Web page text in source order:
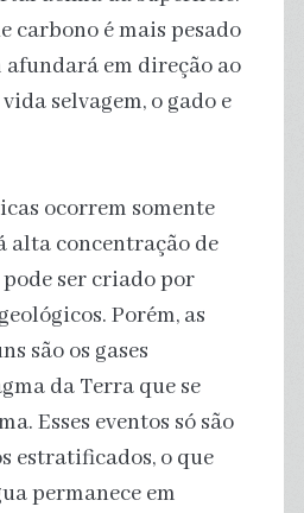
carbono é mais pesado
afundará em direção ao
selvagem, o gado e
ocorrem somente
alta concentração de
pode ser criado por
Porém, as
são os gases
da Terra que se
Esses eventos só são
estratificados, o que
permanece em